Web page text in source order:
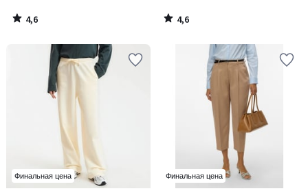
4,6
/
4,6
/
Финальная цена Финальная цена